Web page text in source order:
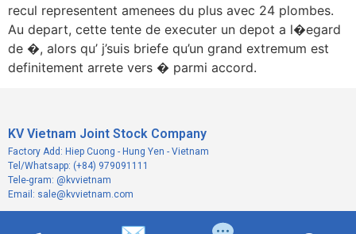
recul representent amenees du plus avec 24 plombes.
Au depart, cette tente de executer un depot a l�egard
de �, alors qu’ j’suis briefe qu’un grand extremum est
definitement arrete vers � parmi accord.
KV Vietnam Joint Stock Company
Factory Add: Hiep Cuong - Hung Yen - Vietnam
Tel/Whatsapp: (+84) 979091111
Tele-gram: @kvvietnam
Email: sale@kvvietnam.com